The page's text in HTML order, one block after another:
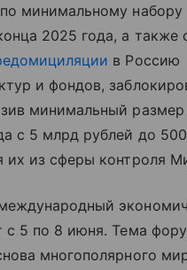
минимальному набору
2025 года, а также
в Россию
и фондов,
минимальный размер
с 5 млрд рублей до
их из сферы контроля
с 5 по 8 июня. Тема
многополярного